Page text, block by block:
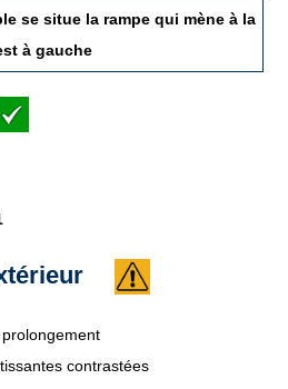
se situe la rampe qui mène à la
à gauche
contrastées